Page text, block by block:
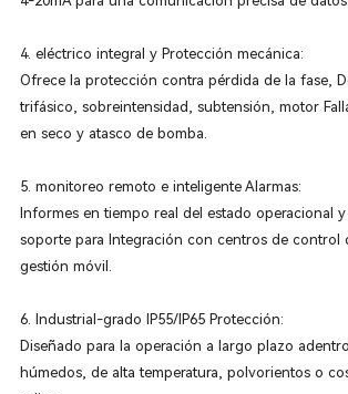
4. eléctrico integral y Protección mecánica:
Ofrece la protección contra pérdida de la fase,
trifásico, sobreintensidad, subtensión, motor
en seco y atasco de bomba.
5. monitoreo remoto e inteligente Alarmas:
Informes en tiempo real del estado operacional
soporte para Integración con centros de control
gestión móvil.
6. Industrial-grado IP55/IP65 Protección:
Diseñado para la operación a largo plazo
húmedos, de alta temperatura, polvorientos o